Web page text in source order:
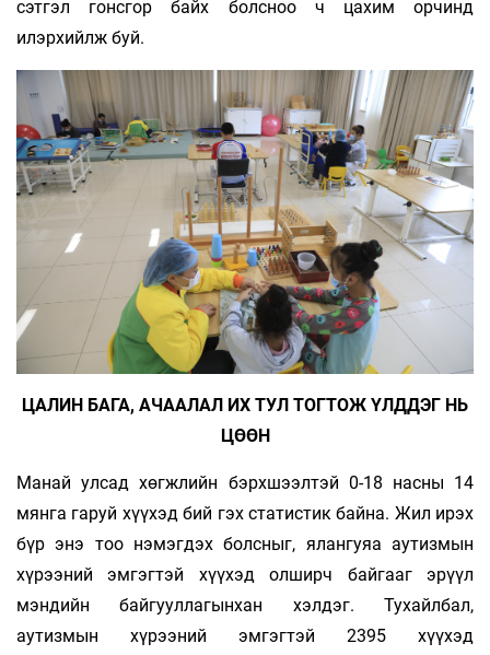
сэтгэл гонсгор байх болсноо ч цахим орчинд
илэрхийлж буй.
ЦА­ЛИН БАГА, АЧАА­ЛАЛ ИХ ТУЛ ТОГТОЖ ҮЛДДЭГ НЬ
ЦӨӨН
Манай улсад хөгжлийн бэрхшээлтэй 0-18 насны 14
мянга гаруй хүүхэд бий гэх статистик байна. Жил ирэх
бүр энэ тоо нэмэгдэх болсныг, ялангуяа аутизмын
хүрээний эмгэгтэй хүүхэд олширч байгааг эрүүл
мэндийн байгууллагынхан хэлдэг. Тухайлбал,
аутизмын хүрээний эмгэгтэй 2395 хүүхэд